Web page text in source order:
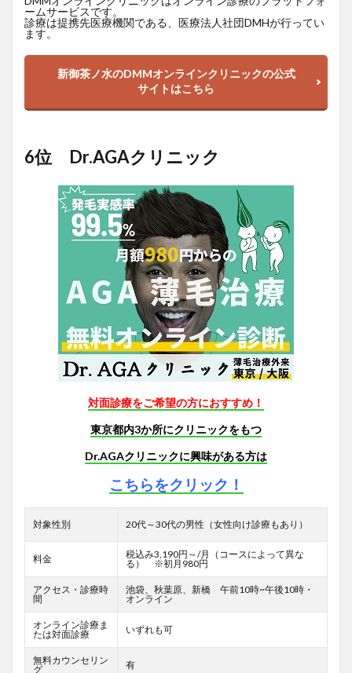
ームサービスです。
診療は提携先医療機関である、医療法人社団DMHが行ってい
ます。
新御茶ノ水のDMMオンラインクリニックの公式
サイトはこちら
6位 Dr.AGAクリニック
対面診療をご希望の方におすすめ！
東京都内3か所にクリニックをもつ
Dr.AGAクリニックに興味がある方は
こちらをクリック！
対象性別 20代～30代の男性（女性向け診療もあり）
料金
税込み3,190円～/月（コースによって異な
る） ※初月980円
アクセス・診療時
間
池袋、秋葉原、新橋 午前10時~午後10時・
オンライン
オンライン診療ま
たは対面診療
いずれも可
無料カウンセリン
グ
有